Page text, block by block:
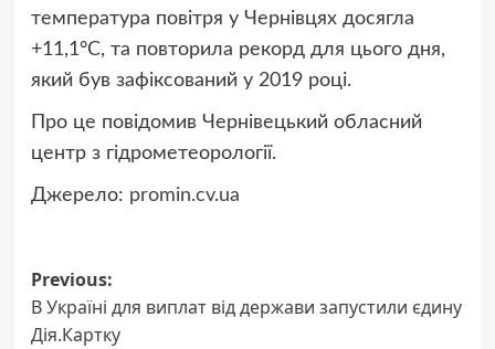
температура повітря у Чернівцях досягла
+11,1°С, та повторила рекорд для цього дня,
який був зафіксований у 2019 році.
Про це повідомив Чернівецький обласний
центр з гідрометеорології.
Джерело: promin.cv.ua
Post
navigation
Previous:
В Україні для виплат від держави запустили єдину
Дія.Картку